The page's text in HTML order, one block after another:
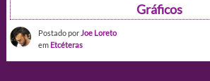
Gráficos
Postado por Joe Loreto
em Etcéteras